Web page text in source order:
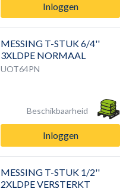
Inloggen
MESSING T-STUK 6/4''
3XLDPE NORMAAL
UOT64PN
Beschikbaarheid
Inloggen
MESSING T-STUK 1/2''
2XLDPE VERSTERKT